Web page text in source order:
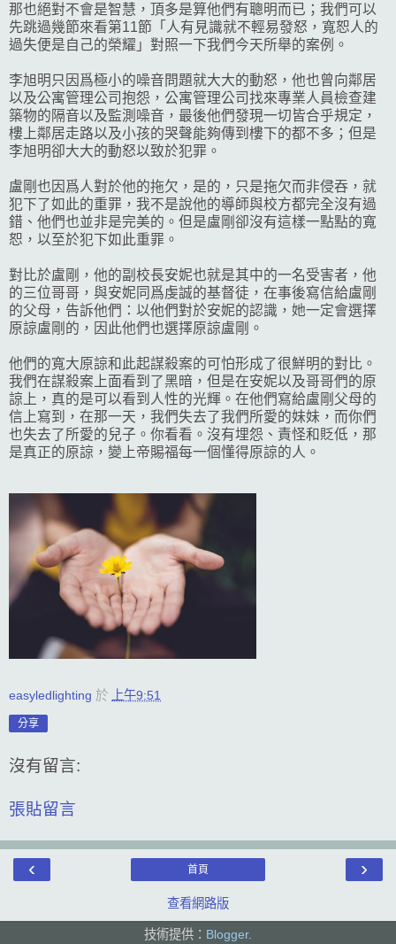
那也絕對不會是智慧，頂多是算他們有聰明而已；我們可以
先跳過幾節來看第11節「人有見識就不輕易發怒，寬恕人的
過失便是自己的榮耀」對照一下我們今天所舉的案例。
李旭明只因爲極小的噪音問題就大大的動怒，他也曾向鄰居
以及公寓管理公司抱怨，公寓管理公司找來專業人員檢查建
築物的隔音以及監測噪音，最後他們發現一切皆合乎規定，
樓上鄰居走路以及小孩的哭聲能夠傳到樓下的都不多；但是
李旭明卻大大的動怒以致於犯罪。
盧剛也因爲人對於他的拖欠，是的，只是拖欠而非侵吞，就
犯下了如此的重罪，我不是說他的導師與校方都完全沒有過
錯、他們也並非是完美的。但是盧剛卻沒有這樣一點點的寬
恕，以至於犯下如此重罪。
對比於盧剛，他的副校長安妮也就是其中的一名受害者，他
的三位哥哥，與安妮同爲虔誠的基督徒，在事後寫信給盧剛
的父母，告訴他們：以他們對於安妮的認識，她一定會選擇
原諒盧剛的，因此他們也選擇原諒盧剛。
他們的寬大原諒和此起謀殺案的可怕形成了很鮮明的對比。
我們在謀殺案上面看到了黑暗，但是在安妮以及哥哥們的原
諒上，真的是可以看到人性的光輝。在他們寫給盧剛父母的
信上寫到，在那一天，我們失去了我們所愛的妹妹，而你們
也失去了所愛的兒子。你看看。沒有埋怨、責怪和貶低，那
是真正的原諒，變上帝賜福每一個懂得原諒的人。
easyledlighting 於 上午9:51
分享
沒有留言:
張貼留言
‹ ›
首頁
查看網路版
技術提供： Blogger.